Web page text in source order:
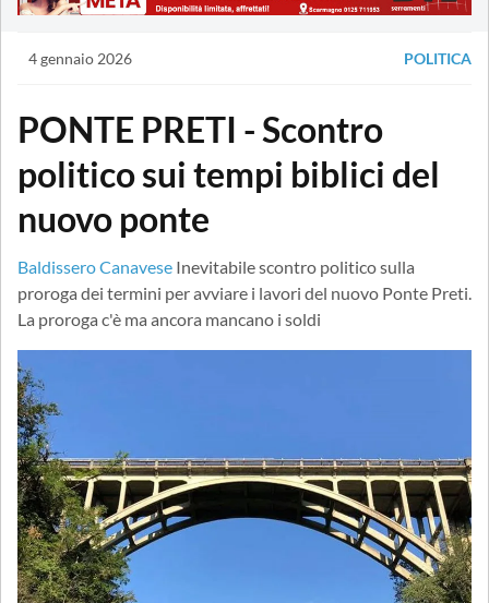
4 gennaio 2026 POLITICA
PONTE PRETI - Scontro
politico sui tempi biblici del
nuovo ponte
Baldissero Canavese Inevitabile scontro politico sulla
proroga dei termini per avviare i lavori del nuovo Ponte Preti.
La proroga c'è ma ancora mancano i soldi